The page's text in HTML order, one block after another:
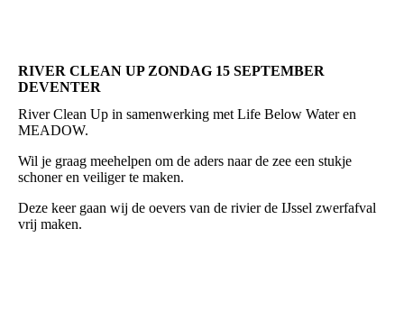
RIVER CLEAN UP ZONDAG 15 SEPTEMBER
DEVENTER
River Clean Up in samenwerking met Life Below Water en
MEADOW.
Wil je graag meehelpen om de aders naar de zee een stukje
schoner en veiliger te maken.
Deze keer gaan wij de oevers van de rivier de IJssel zwerfafval
vrij maken.